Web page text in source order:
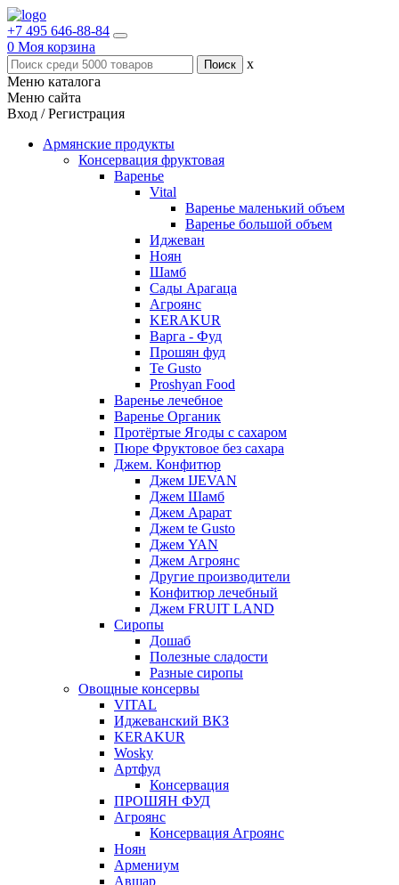
+7 495 646-88-84
0 Моя корзина
x
Меню каталога
Меню сайта
Вход / Регистрация
Армянские продукты
Консервация фруктовая
Варенье
Vital
Варенье маленький объем
Варенье большой объем
Иджеван
Ноян
Шамб
Сады Арагаца
Агроянс
KERAKUR
Варга - Фуд
Прошян фуд
Te Gusto
Proshyan Food
Варенье лечебное
Варенье Органик
Протёртые Ягоды с сахаром
Пюре Фруктовое без сахара
Джем. Конфитюр
Джем IJEVAN
Джем Шамб
Джем Арарат
Джем te Gusto
Джем YAN
Джем Агроянс
Другие производители
Конфитюр лечебный
Джем FRUIT LAND
Сиропы
Дошаб
Полезные сладости
Разные сиропы
Овощные консервы
VITAL
Иджеванский ВКЗ
KERAKUR
Wosky
Артфуд
Консервация
ПРОШЯН ФУД
Агроянс
Консервация Агроянс
Ноян
Армениум
Авшар